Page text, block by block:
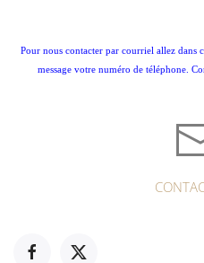
Pour nous contacter par courriel allez dans
message votre numéro de téléphone.